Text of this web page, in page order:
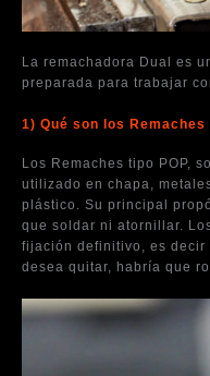
La remachadora Dual es
preparada para trabajar
1) Qué son los Remaches
Los Remaches tipo POP,
utilizado en chapa,
plástico. Su principal
que soldar ni atornillar.
fijación definitivo, es decir
desea quitar, habría que